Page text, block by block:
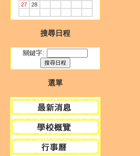
27
28
搜尋日程
關鍵字:
選單